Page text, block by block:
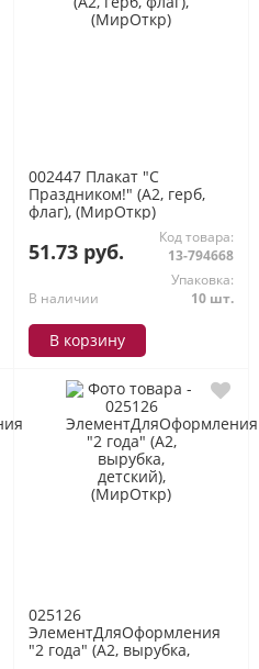
002447 Плакат "С
Праздником!" (А2, герб,
флаг), (МирОткр)
51.73 руб.
Код товара:
13-794668
В наличии
Упаковка:
10 шт.
В корзину
025126
ЭлементДляОформления
"2 года" (А2, вырубка,